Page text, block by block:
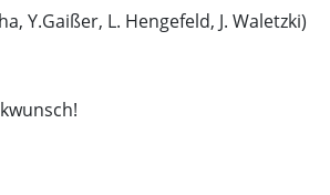
Y.Gaißer, L. Hengefeld, J. Waletzki)